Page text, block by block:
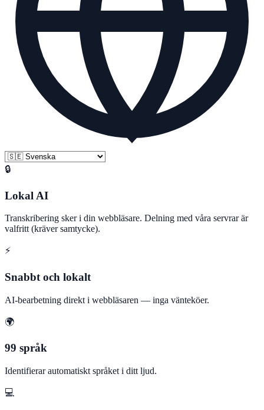
🔒
Lokal AI
Transkribering sker i din webbläsare. Delning med våra servrar är
valfritt (kräver samtycke).
⚡
Snabbt och lokalt
AI-bearbetning direkt i webbläsaren — inga vänteköer.
🌍
99 språk
Identifierar automatiskt språket i ditt ljud.
💻